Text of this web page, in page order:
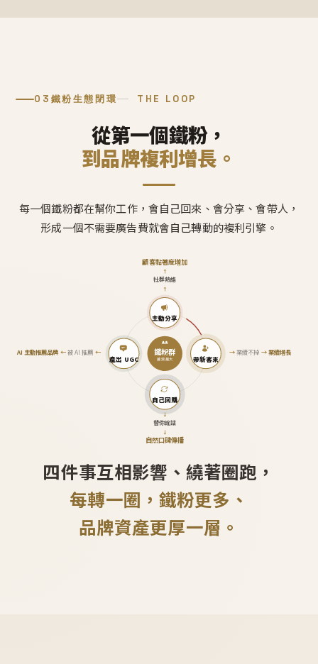
03 鐵粉生態閉環 THE LOOP
從第一個鐵粉，
到品牌複利增長。
每一個鐵粉都在幫你工作，會自己回來、會分享、會帶人，
形成一個不需要廣告費就會自己轉動的複利引擎。
鐵粉群
越滾越大
主動分享
↑
社群熱絡
↑
顧客黏著度增加
帶新客來
→業績不掉 →業績增長
自己回購
↓
替你說話
↓
自然口碑傳播
產出 UGC
AI 主動推薦品牌←被 AI 推薦 ←
四件事互相影響、繞著圈跑，
每轉一圈，鐵粉更多、
品牌資產更厚一層。